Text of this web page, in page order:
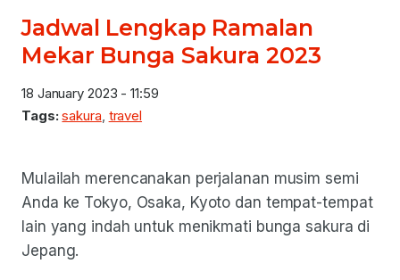
Jadwal Lengkap Ramalan
Mekar Bunga Sakura 2023
18 January 2023 - 11:59
Tags: sakura, travel
Mulailah merencanakan perjalanan musim semi
Anda ke Tokyo, Osaka, Kyoto dan tempat-tempat
lain yang indah untuk menikmati bunga sakura di
Jepang.